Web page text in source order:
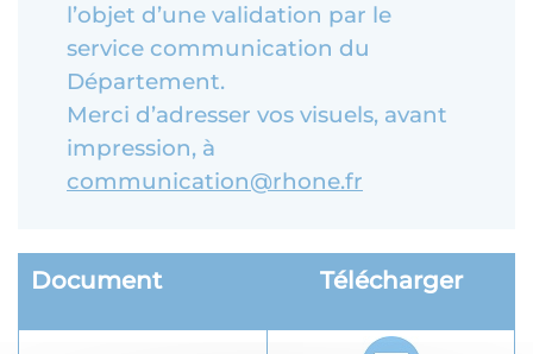
l’objet d’une validation par le
service communication du
Département.
Merci d’adresser vos visuels, avant
impression, à
communication@rhone.fr
Document Télécharger